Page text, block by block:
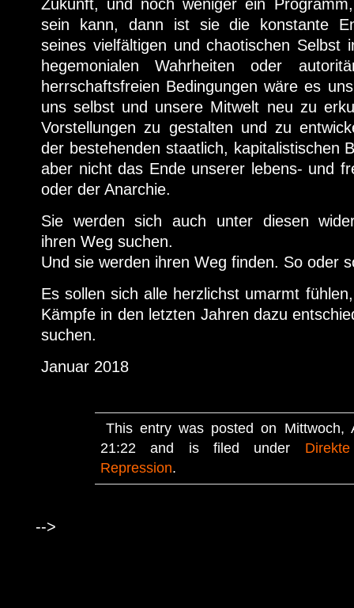
Zukunft, und noch weniger ein
sein kann, dann ist sie die konstante
seines vielfältigen und chaotischen Selbst
hegemonialen Wahrheiten oder
herrschaftsfreien Bedingungen wäre es
uns selbst und unsere Mitwelt neu zu
Vorstellungen zu gestalten und zu
der bestehenden staatlich, kapitalistischen
aber nicht das Ende unserer lebens- und
oder der Anarchie.
Sie werden sich auch unter diesen
ihren Weg suchen.
Und sie werden ihren Weg finden. So oder
Es sollen sich alle herzlichst umarmt
Kämpfe in den letzten Jahren dazu
suchen.
Januar 2018
This entry was posted on Mittwoch,
21:22 and is filed under
Repression.
-->